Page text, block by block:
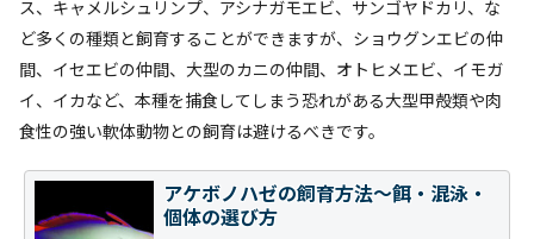
ス、キャメルシュリンプ、アシナガモエビ、サンゴヤドカリ、な
ど多くの種類と飼育することができますが、ショウグンエビの仲
間、イセエビの仲間、大型のカニの仲間、オトヒメエビ、イモガ
イ、イカなど、本種を捕食してしまう恐れがある大型甲殻類や肉
食性の強い軟体動物との飼育は避けるべきです。
アケボノハゼの飼育方法～餌・混泳・
個体の選び方